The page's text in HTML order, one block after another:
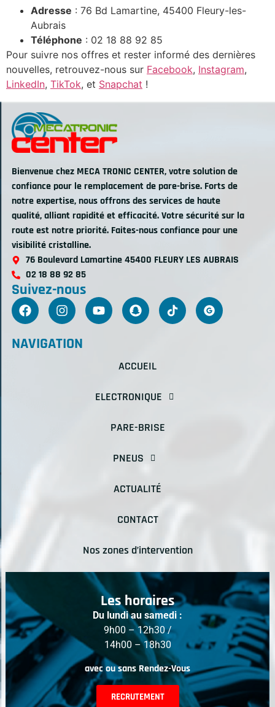
Adresse : 76 Bd Lamartine, 45400 Fleury-les-
Aubrais
Téléphone : 02 18 88 92 85
Pour suivre nos offres et rester informé des dernières
nouvelles, retrouvez-nous sur Facebook, Instagram,
LinkedIn, TikTok, et Snapchat !
Bienvenue chez MECA TRONIC CENTER, votre solution de
confiance pour le remplacement de pare-brise. Forts de
notre expertise, nous offrons des services de haute
qualité, alliant rapidité et efficacité. Votre sécurité sur la
route est notre priorité. Faites-nous confiance pour une
visibilité cristalline.
76 Boulevard Lamartine 45400 FLEURY LES AUBRAIS
02 18 88 92 85
Suivez-nous
NAVIGATION
ACCUEIL
ELECTRONIQUE
PARE-BRISE
PNEUS
ACTUALITÉ
CONTACT
Nos zones d’intervention
Les horaires
Du lundi au samedi :
9h00 – 12h30 /
14h00 – 18h30
avec ou sans Rendez-Vous
RECRUTEMENT